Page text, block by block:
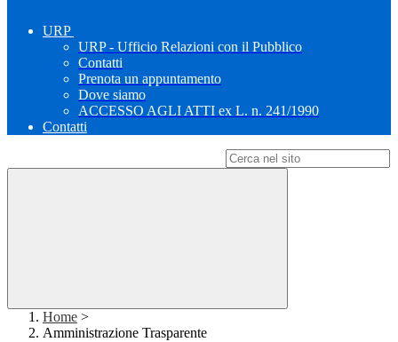
URP
URP - Ufficio Relazioni con il Pubblico
Contatti
Prenota un appuntamento
Dove siamo
ACCESSO AGLI ATTI ex L. n. 241/1990
Contatti
Home >
Amministrazione Trasparente